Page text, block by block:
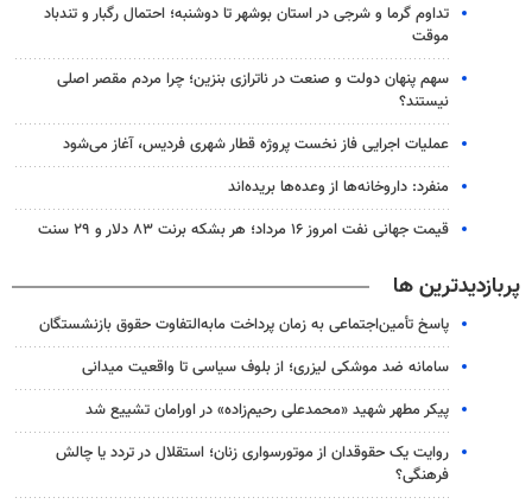
تداوم گرما و شرجی در استان بوشهر تا دوشنبه؛ احتمال رگبار و تندباد
موقت
سهم پنهان دولت و صنعت در ناترازی بنزین؛ چرا مردم مقصر اصلی
نیستند؟
عملیات اجرایی فاز نخست پروژه قطار شهری فردیس، آغاز می‌شود
منفرد: داروخانه‌ها از وعده‌ها بریده‌اند
قیمت جهانی نفت امروز ۱۶ مرداد؛ هر بشکه برنت ۸۳ دلار و ۲۹ سنت
پربازدیدترین ها
پاسخ تأمین‌اجتماعی به زمان پرداخت مابه‌التفاوت حقوق بازنشستگان
سامانه ضد موشکی لیزری؛ از بلوف سیاسی تا واقعیت میدانی
پیکر مطهر شهید «محمدعلی رحیم‌زاده» در اورامان تشییع شد
روایت یک حقوقدان از موتورسواری زنان؛ استقلال در تردد یا چالش
فرهنگی؟